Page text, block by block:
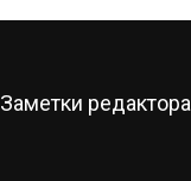
Заметки редактора